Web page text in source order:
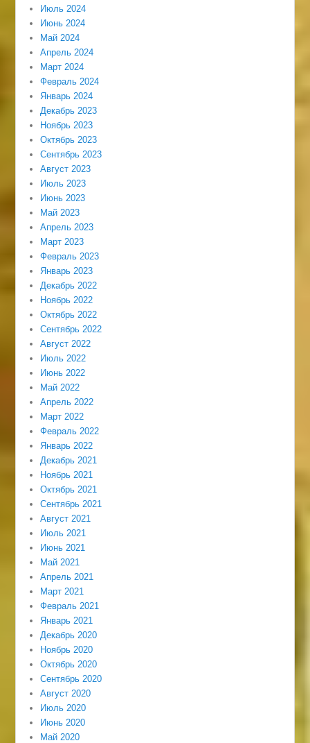
Июль 2024
Июнь 2024
Май 2024
Апрель 2024
Март 2024
Февраль 2024
Январь 2024
Декабрь 2023
Ноябрь 2023
Октябрь 2023
Сентябрь 2023
Август 2023
Июль 2023
Июнь 2023
Май 2023
Апрель 2023
Март 2023
Февраль 2023
Январь 2023
Декабрь 2022
Ноябрь 2022
Октябрь 2022
Сентябрь 2022
Август 2022
Июль 2022
Июнь 2022
Май 2022
Апрель 2022
Март 2022
Февраль 2022
Январь 2022
Декабрь 2021
Ноябрь 2021
Октябрь 2021
Сентябрь 2021
Август 2021
Июль 2021
Июнь 2021
Май 2021
Апрель 2021
Март 2021
Февраль 2021
Январь 2021
Декабрь 2020
Ноябрь 2020
Октябрь 2020
Сентябрь 2020
Август 2020
Июль 2020
Июнь 2020
Май 2020